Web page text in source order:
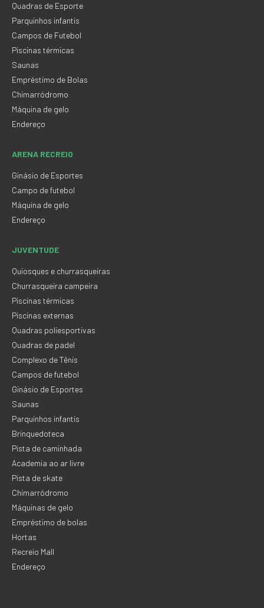
Quadras de Esporte
Parquinhos infantis
Campos de Futebol
Piscinas térmicas
Saunas
Empréstimo de Bolas
Chimarródromo
Máquina de gelo
Endereço
ARENA RECREIO
Ginásio de Esportes
Campo de futebol
Máquina de gelo
Endereço
JUVENTUDE
Quiosques e churrasqueiras
Churrasqueira campeira
Piscinas térmicas
Piscinas externas
Quadras poliesportivas
Quadras de padel
Complexo de Tênis
Campos de futebol
Ginásio de Esportes
Saunas
Parquinhos infantis
Brinquedoteca
Pista de caminhada
Academia ao ar livre
Pista de skate
Chimarródromo
Máquinas de gelo
Empréstimo de bolas
Hortas
Recreio Mall
Endereço